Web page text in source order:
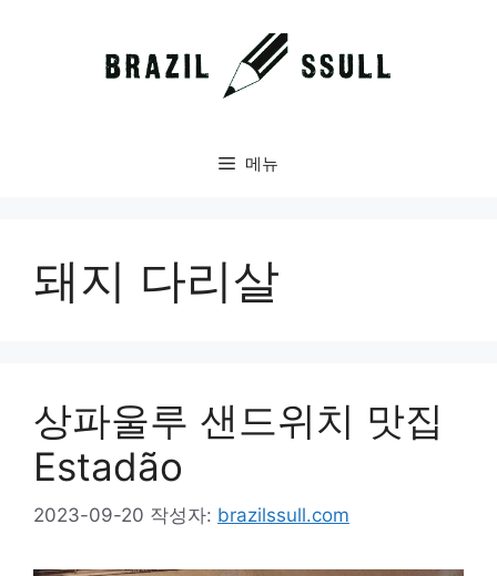
메뉴
돼지 다리살
상파울루 샌드위치 맛집
Estadão
2023-09-20 작성자: brazilssull.com